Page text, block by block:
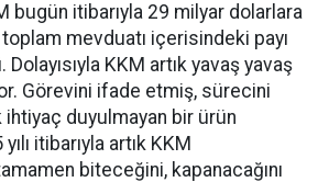
bugün itibarıyla 29 milyar dolarlara
mevduatı içerisindeki payı
KKM artık yavaş yavaş
Görevini ifade etmiş, sürecini
ihtiyaç duyulmayan bir ürün
itibarıyla artık KKM
biteceğini, kapanacağını